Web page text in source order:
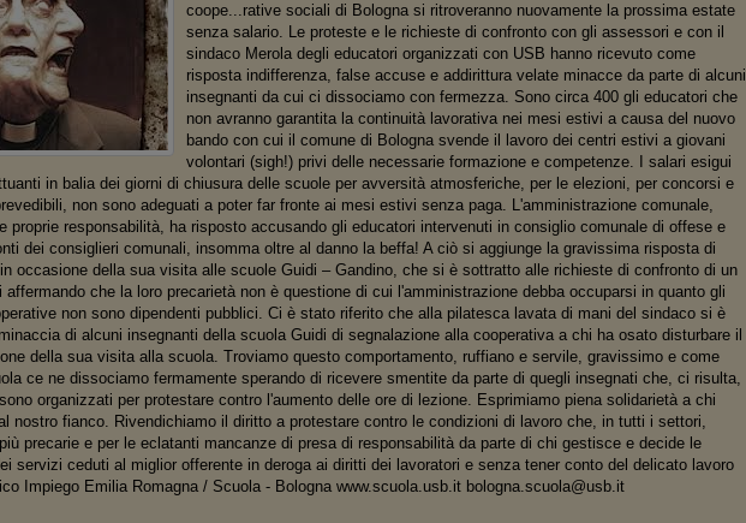
coope...rative sociali di Bologna si ritroveranno nuovamente la prossima estate
senza salario. Le proteste e le richieste di confronto con gli assessori e con il
sindaco Merola degli educatori organizzati con USB hanno ricevuto come
risposta indifferenza, false accuse e addirittura velate minacce da parte di alcuni
insegnanti da cui ci dissociamo con fermezza. Sono circa 400 gli educatori che
non avranno garantita la continuità lavorativa nei mesi estivi a causa del nuovo
bando con cui il comune di Bologna svende il lavoro dei centri estivi a giovani
volontari (sigh!) privi delle necessarie formazione e competenze. I salari esigui
in balia dei giorni di chiusura delle scuole per avversità atmosferiche, per le elezioni, per concorsi e
non sono adeguati a poter far fronte ai mesi estivi senza paga. L'amministrazione comunale,
proprie responsabilità, ha risposto accusando gli educatori intervenuti in consiglio comunale di offese e
dei consiglieri comunali, insomma oltre al danno la beffa! A ciò si aggiunge la gravissima risposta di
occasione della sua visita alle scuole Guidi – Gandino, che si è sottratto alle richieste di confronto di un
affermando che la loro precarietà non è questione di cui l'amministrazione debba occuparsi in quanto gli
non sono dipendenti pubblici. Ci è stato riferito che alla pilatesca lavata di mani del sindaco si è
di alcuni insegnanti della scuola Guidi di segnalazione alla cooperativa a chi ha osato disturbare il
della sua visita alla scuola. Troviamo questo comportamento, ruffiano e servile, gravissimo e come
ce ne dissociamo fermamente sperando di ricevere smentite da parte di quegli insegnati che, ci risulta,
organizzati per protestare contro l'aumento delle ore di lezione. Esprimiamo piena solidarietà a chi
nostro fianco. Rivendichiamo il diritto a protestare contro le condizioni di lavoro che, in tutti i settori,
precarie e per le eclatanti mancanze di presa di responsabilità da parte di chi gestisce e decide le
servizi ceduti al miglior offerente in deroga ai diritti dei lavoratori e senza tener conto del delicato lavoro
Impiego Emilia Romagna / Scuola - Bologna www.scuola.usb.it bologna.scuola@usb.it